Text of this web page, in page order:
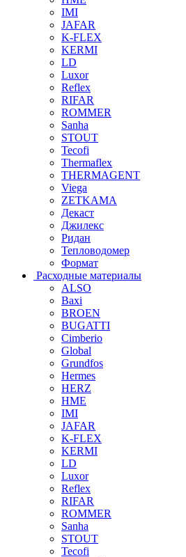
IMI
JAFAR
K-FLEX
KERMI
LD
Luxor
Reflex
RIFAR
ROMMER
Sanha
STOUT
Tecofi
Thermaflex
THERMAGENT
Viega
ZETKAMA
Декаст
Джилекс
Ридан
Тепловодомер
Формат
Расходные материалы
ALSO
Baxi
BROEN
BUGATTI
Cimberio
Global
Grundfos
Hermes
HERZ
HME
IMI
JAFAR
K-FLEX
KERMI
LD
Luxor
Reflex
RIFAR
ROMMER
Sanha
STOUT
Tecofi